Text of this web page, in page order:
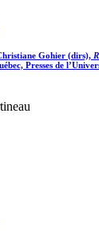
Gohier (dirs),
Presses de